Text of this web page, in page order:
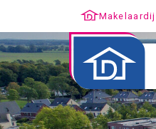
Makelaardij